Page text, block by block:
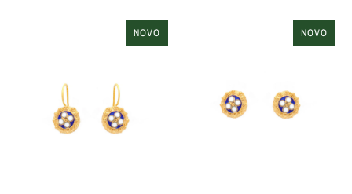
NOVO NOVO